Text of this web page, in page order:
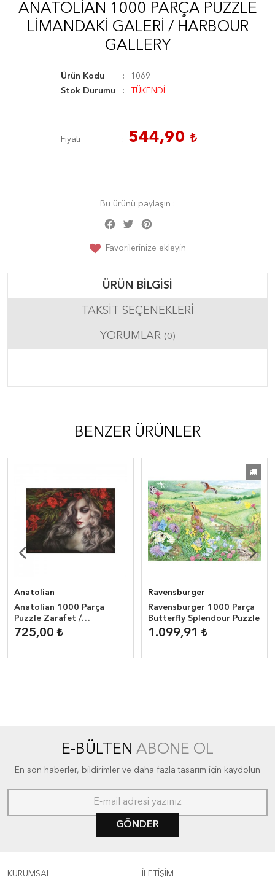
ANATOLIAN 1000 PARÇA PUZZLE
LIMANDAKI GALERI / HARBOUR
GALLERY
Ürün Kodu
1069
Stok Durumu
TÜKENDİ
Fiyatı 544,90
Bu ürünü paylaşın :
Facebook
Twitter
Favorilerinize ekleyin
ÜRÜN BILGISI
TAKSIT SEÇENEKLERI
YORUMLAR (0)
BENZER ÜRÜNLER
Anatolian
Anatolian 1000 Parça
Puzzle Zarafet /
Saccharine
725,00
Ravensburger
Ravensburger 1000 Parça
Butterfly Splendour Puzzle
1.099,91
E-BÜLTEN ABONE OL
En son haberler, bildirimler ve daha fazla tasarım için kaydolun
GÖNDER
KURUMSAL İLETİŞİM